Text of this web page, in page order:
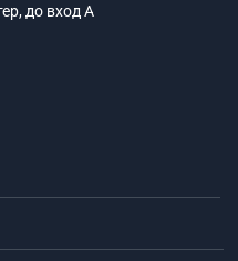
до вход А